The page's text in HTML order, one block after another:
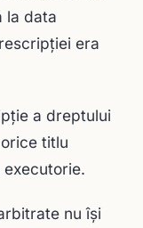
la data
era
a dreptului
titlu
nu îşi